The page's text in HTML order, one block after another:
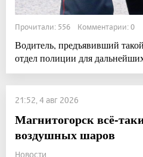
Прочитали: 556 Комментарии: 0
Водитель, предъявивший
отдел полиции для
21:52, 4 авг 2026
Магнитогорск всё-
воздушных шаров
Новости